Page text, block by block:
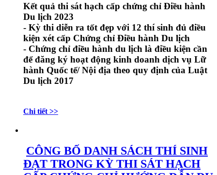
Kết quả thi sát hạch cấp chứng chỉ Điều hành
Du lịch 2023
- Kỳ thi diễn ra tốt đẹp với 12 thí sinh đủ điều
kiện xét cấp Chứng chỉ Điều hành Du lịch
- Chứng chỉ điều hành du lịch là điều kiện cần
để đăng ký hoạt động kinh doanh dịch vụ Lữ
hành Quốc tế/ Nội địa theo quy định của Luật
Du lịch 2017
Chi tiết >>
CÔNG BỐ DANH SÁCH THÍ SINH
ĐẠT TRONG KỲ THI SÁT HẠCH